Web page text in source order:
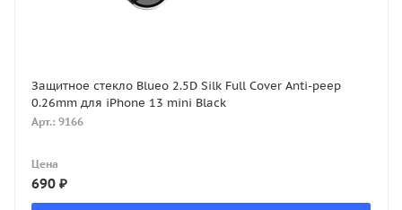
Защитное стекло Blueo 2.5D Silk Full Cover Anti-peep
0.26mm для iPhone 13 mini Black
Арт.: 9166
Цена
690 ₽